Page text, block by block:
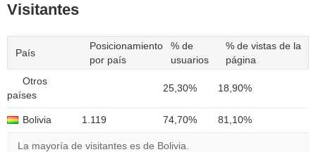
Visitantes
País
Posicionamiento
por país
% de
usuarios
% de vistas de la
página
Otros
países
25,30% 18,90%
Bolivia 1.119 74,70% 81,10%
La mayoría de visitantes es de Bolivia.